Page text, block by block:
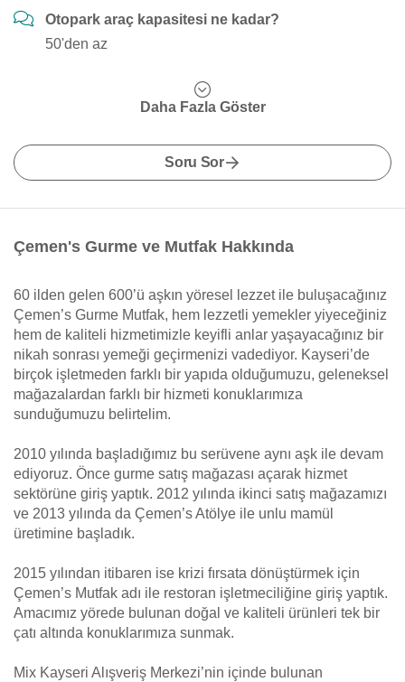
Otopark araç kapasitesi ne kadar?
50'den az
Daha Fazla Göster
Soru Sor
Çemen's Gurme ve Mutfak Hakkında
60 ilden gelen 600’ü aşkın yöresel lezzet ile buluşacağınız
Çemen’s Gurme Mutfak, hem lezzetli yemekler yiyeceğiniz
hem de kaliteli hizmetimizle keyifli anlar yaşayacağınız bir
nikah sonrası yemeği geçirmenizi vadediyor. Kayseri’de
birçok işletmeden farklı bir yapıda olduğumuzu, geleneksel
mağazalardan farklı bir hizmeti konuklarımıza
sunduğumuzu belirtelim.
2010 yılında başladığımız bu serüvene aynı aşk ile devam
ediyoruz. Önce gurme satış mağazası açarak hizmet
sektörüne giriş yaptık. 2012 yılında ikinci satış mağazamızı
ve 2013 yılında da Çemen’s Atölye ile unlu mamül
üretimine başladık.
2015 yılından itibaren ise krizi fırsata dönüştürmek için
Çemen’s Mutfak adı ile restoran işletmeciliğine giriş yaptık.
Amacımız yörede bulunan doğal ve kaliteli ürünleri tek bir
çatı altında konuklarımıza sunmak.
Mix Kayseri Alışveriş Merkezi’nin içinde bulunan